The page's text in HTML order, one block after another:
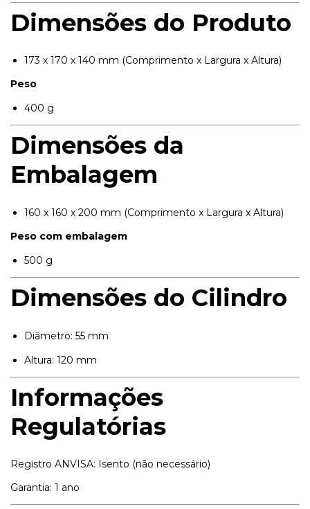
Dimensões do Produto
173 x 170 x 140 mm (Comprimento x Largura x Altura)
Peso
400 g
Dimensões da
Embalagem
160 x 160 x 200 mm (Comprimento x Largura x Altura)
Peso com embalagem
500 g
Dimensões do Cilindro
Diâmetro: 55 mm
Altura: 120 mm
Informações
Regulatórias
Registro ANVISA: Isento (não necessário)
Garantia: 1 ano